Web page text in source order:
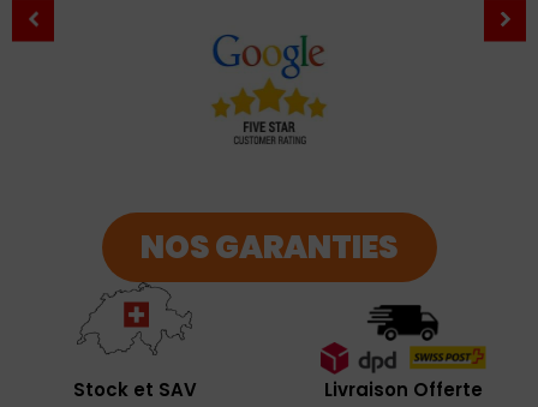
NOS GARANTIES
Stock et SAV
Livraison Offerte